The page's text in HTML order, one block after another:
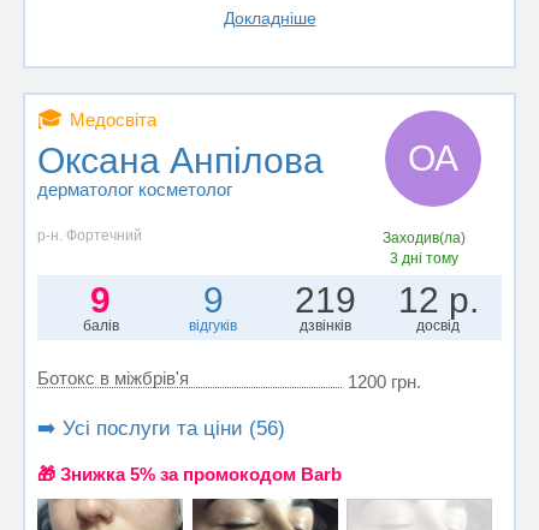
Докладніше
🎓 Медосвіта
Оксана Анпілова
дерматолог косметолог
ОА
р-н. Фортечний
Заходив(ла)
3 дні тому
9
балів
9
відгуків
219
дзвінків
12 р.
досвід
Ботокс в міжбрів'я 1200 грн.
➡️ Усі послуги та ціни (56)
🎁 Знижка 5% за промокодом Barb